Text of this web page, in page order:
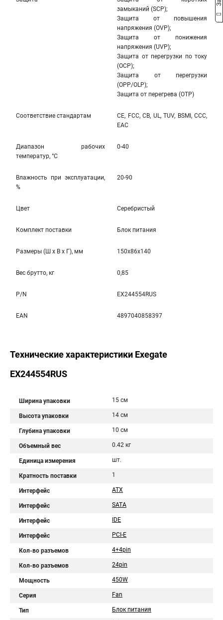
замыканий (SCP);
Защита от повышения
напряжения (OVP);
Защита от понижения
напряжения (UVP);
Защита от перегрузки по току
(OCP);
Защита от перегрузки
(OPP/OLP);
Защита от перегрева (OTP)
Соответствие стандартам
CE, FCC, CB, UL, TUV, BSMI, CCC,
EAC
Диапазон рабочих
температур, °С
0-40
Влажность при эксплуатации,
%
20-90
Цвет Серебристый
Комплект поставки Блок питания
Размеры (Ш x В x Г), мм 150x86x140
Вес брутто, кг 0,85
P/N EX244554RUS
EAN 4897040858397
Технические характеристики Exegate
EX244554RUS
Ширина упаковки 15 см
Высота упаковки 14 см
Глубина упаковки 10 см
Объемный вес 0.42 кг
Единица измерения шт.
Кратность поставки 1
Интерфейс ATX
Интерфейс SATA
Интерфейс IDE
Интерфейс PCI-E
Кол-во разъемов 4+4pin
Кол-во разъемов 24pin
Мощность 450W
Серия Fan
Тип Блок питания